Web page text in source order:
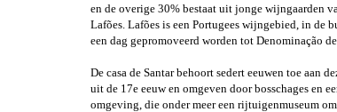
en de overige 30% bestaat uit jonge wijngaarden
Lafões. Lafões is een Portugees wijngebied, in de
een dag gepromoveerd worden tot Denominação
De casa de Santar behoort sedert eeuwen toe aan
uit de 17e eeuw en omgeven door bosschages en
omgeving, die onder meer een rijtuigenmuseum